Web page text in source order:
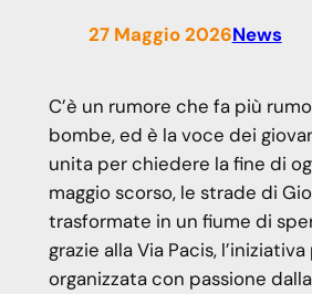
27 Maggio 2026News
C’è un rumore che fa più
bombe, ed è la voce dei
unita per chiedere la fine di
maggio scorso, le strade di
trasformate in un fiume di
grazie alla Via Pacis,
organizzata con passione